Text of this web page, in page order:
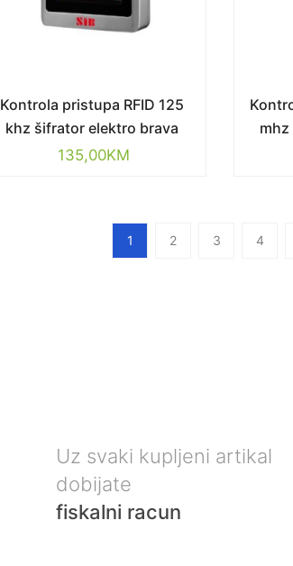
Kontrola pristupa RFID 125
khz šifrator elektro brava
135,00KM
1 2 3 4
Uz svaki kupljeni artikal
dobijate
fiskalni racun